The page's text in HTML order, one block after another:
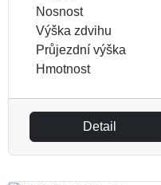
Nosnost
Výška zdvihu
Průjezdní výška
Hmotnost
Detail